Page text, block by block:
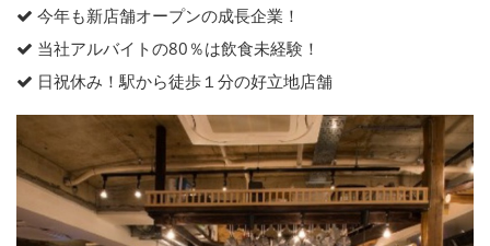
今年も新店舗オープンの成長企業！
当社アルバイトの80％は飲食未経験！
日祝休み！駅から徒歩１分の好立地店舗